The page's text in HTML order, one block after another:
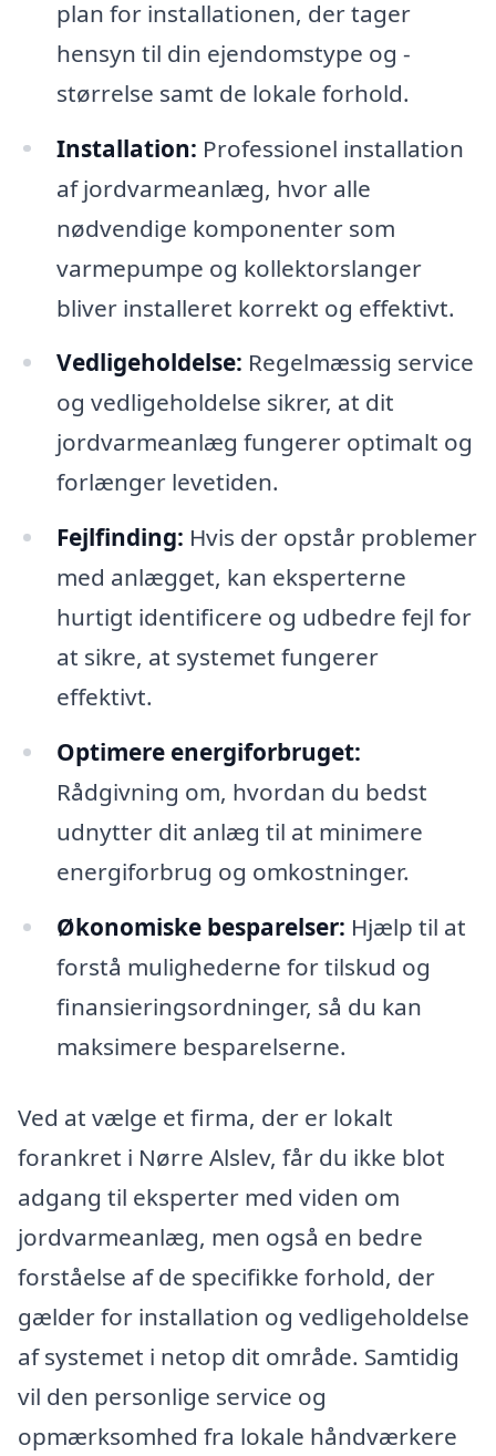
plan for installationen, der tager
hensyn til din ejendomstype og -
størrelse samt de lokale forhold.
Installation: Professionel installation
af jordvarmeanlæg, hvor alle
nødvendige komponenter som
varmepumpe og kollektorslanger
bliver installeret korrekt og effektivt.
Vedligeholdelse: Regelmæssig service
og vedligeholdelse sikrer, at dit
jordvarmeanlæg fungerer optimalt og
forlænger levetiden.
Fejlfinding: Hvis der opstår problemer
med anlægget, kan eksperterne
hurtigt identificere og udbedre fejl for
at sikre, at systemet fungerer
effektivt.
Optimere energiforbruget:
Rådgivning om, hvordan du bedst
udnytter dit anlæg til at minimere
energiforbrug og omkostninger.
Økonomiske besparelser: Hjælp til at
forstå mulighederne for tilskud og
finansieringsordninger, så du kan
maksimere besparelserne.
Ved at vælge et firma, der er lokalt
forankret i Nørre Alslev, får du ikke blot
adgang til eksperter med viden om
jordvarmeanlæg, men også en bedre
forståelse af de specifikke forhold, der
gælder for installation og vedligeholdelse
af systemet i netop dit område. Samtidig
vil den personlige service og
opmærksomhed fra lokale håndværkere